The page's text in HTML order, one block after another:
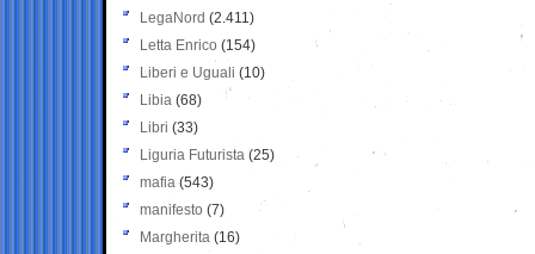
LegaNord (2.411)
Letta Enrico (154)
Liberi e Uguali (10)
Libia (68)
Libri (33)
Liguria Futurista (25)
mafia (543)
manifesto (7)
Margherita (16)